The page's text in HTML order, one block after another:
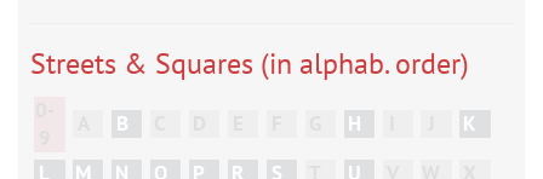
Streets & Squares (in alphab. order)
B H
K
L
M N O P R S U